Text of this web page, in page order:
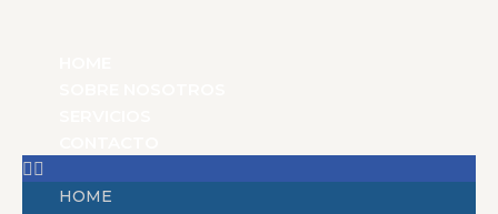
HOME